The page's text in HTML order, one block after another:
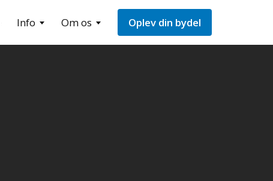
Info Om os Oplev din bydel